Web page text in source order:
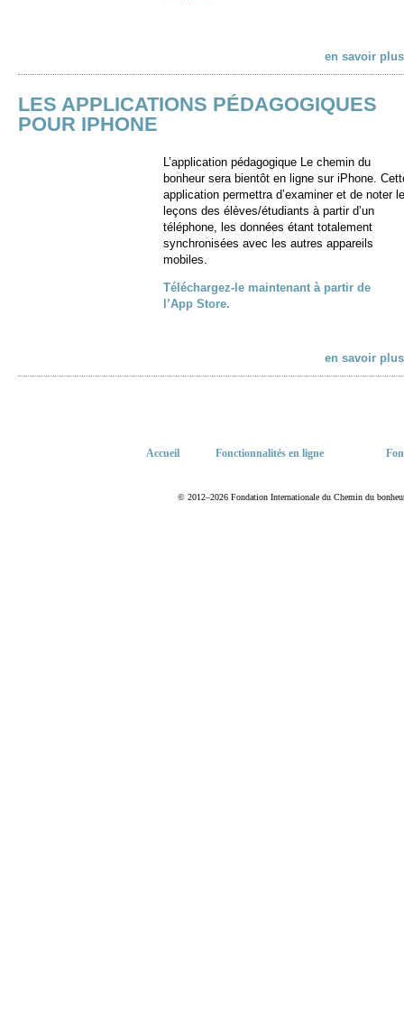
en savoir
LES APPLICATIONS PÉDAGOGIQUES
POUR IPHONE
L’application pédagogique Le chemin du
bonheur sera bientôt en ligne sur iPhone.
application permettra d’examiner et de noter
leçons des élèves/étudiants à partir d’un
téléphone, les données étant totalement
synchronisées avec les autres appareils
mobiles.
Téléchargez-le maintenant à partir de
l’App Store.
en savoir
Accueil Fonctionnalités en ligne
© 2012–2026 Fondation Internationale du Chemin du